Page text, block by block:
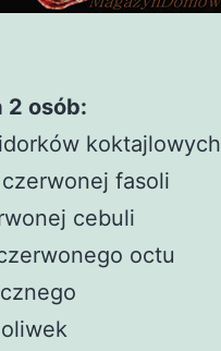
2 osób:
koktajlowych
fasoli
cebuli
octu